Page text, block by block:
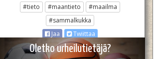
#tieto #maantieto
#maailma
#sammalkukka
Jaa
Twiittaa
Oletko urheilutietäjä?